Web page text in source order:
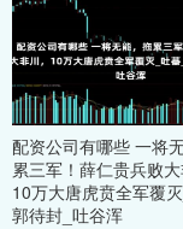
配资公司有哪些 一将
累三军！薛仁贵兵败大
10万大唐虎贲全军覆灭
郭待封_吐谷浑